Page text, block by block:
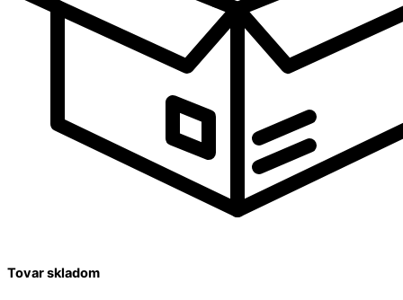
Tovar skladom